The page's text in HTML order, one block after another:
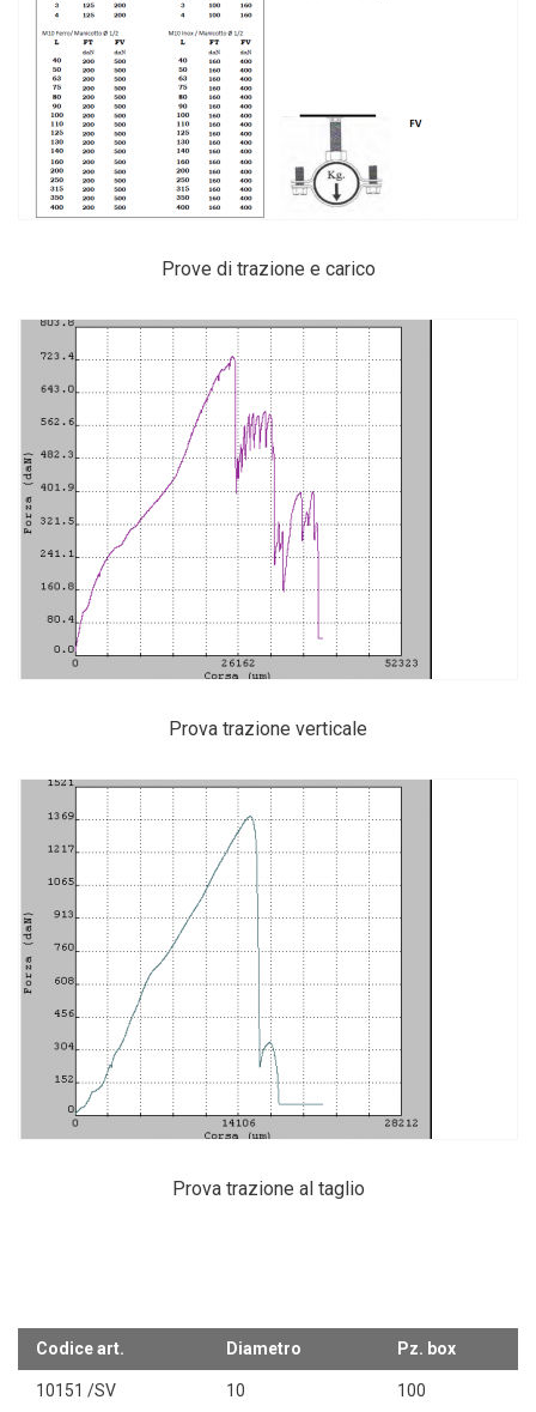
Prove di trazione e carico
Prova trazione verticale
Prova trazione al taglio
Codice art. Diametro Pz. box
10151 /SV 10 100